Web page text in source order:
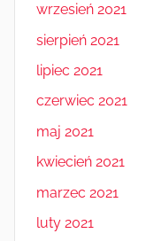
wrzesień 2021
sierpień 2021
lipiec 2021
czerwiec 2021
maj 2021
kwiecień 2021
marzec 2021
luty 2021